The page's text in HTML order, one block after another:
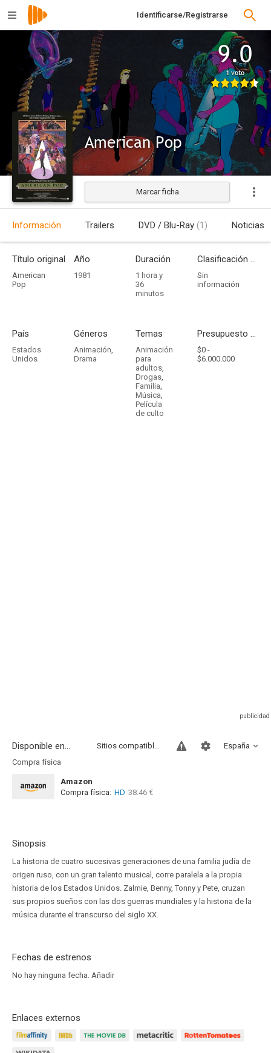
Identificarse/Registrarse
9.0
1 voto
American Pop
Estrenada
Marcar ficha
Información Trailers DVD / Blu-Ray (1) Noticias
Título original
American
Pop
Año
1981
Duración
1 hora y
36
minutos
Clasificación por edades
Sin
información
País
Estados
Unidos
Géneros
Animación,
Drama
Temas
Animación
para
adultos,
Drogas,
Familia,
Música,
Película
de culto
Presupuesto - Ingresos
$0 -
$6.000.000
Disponible en... España
Sitios compatibles
Compra física
Amazon
Compra física: HD 38.46 €
Sinopsis
La historia de cuatro sucesivas generaciones de una familia judía de
origen ruso, con un gran talento musical, corre paralela a la propia
historia de los Estados Unidos. Zalmie, Benny, Tonny y Pete, cruzan
sus propios sueños con las dos guerras mundiales y la historia de la
música durante el transcurso del siglo XX.
Fechas de estrenos
No hay ninguna fecha. Añadir
Enlaces externos